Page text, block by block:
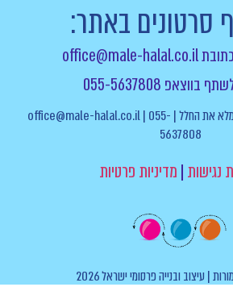
באתר:
© כל הזכויות שמורות | למלא את החלל | office@male-halal.co.il | 055-
| מדיניות פרטיות
פרסומי ישראל 2026